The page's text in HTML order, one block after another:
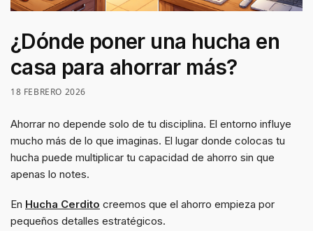
¿Dónde poner una hucha en
casa para ahorrar más?
18 FEBRERO 2026
Ahorrar no depende solo de tu disciplina. El entorno influye
mucho más de lo que imaginas. El lugar donde colocas tu
hucha puede multiplicar tu capacidad de ahorro sin que
apenas lo notes.
En Hucha Cerdito creemos que el ahorro empieza por
pequeños detalles estratégicos.